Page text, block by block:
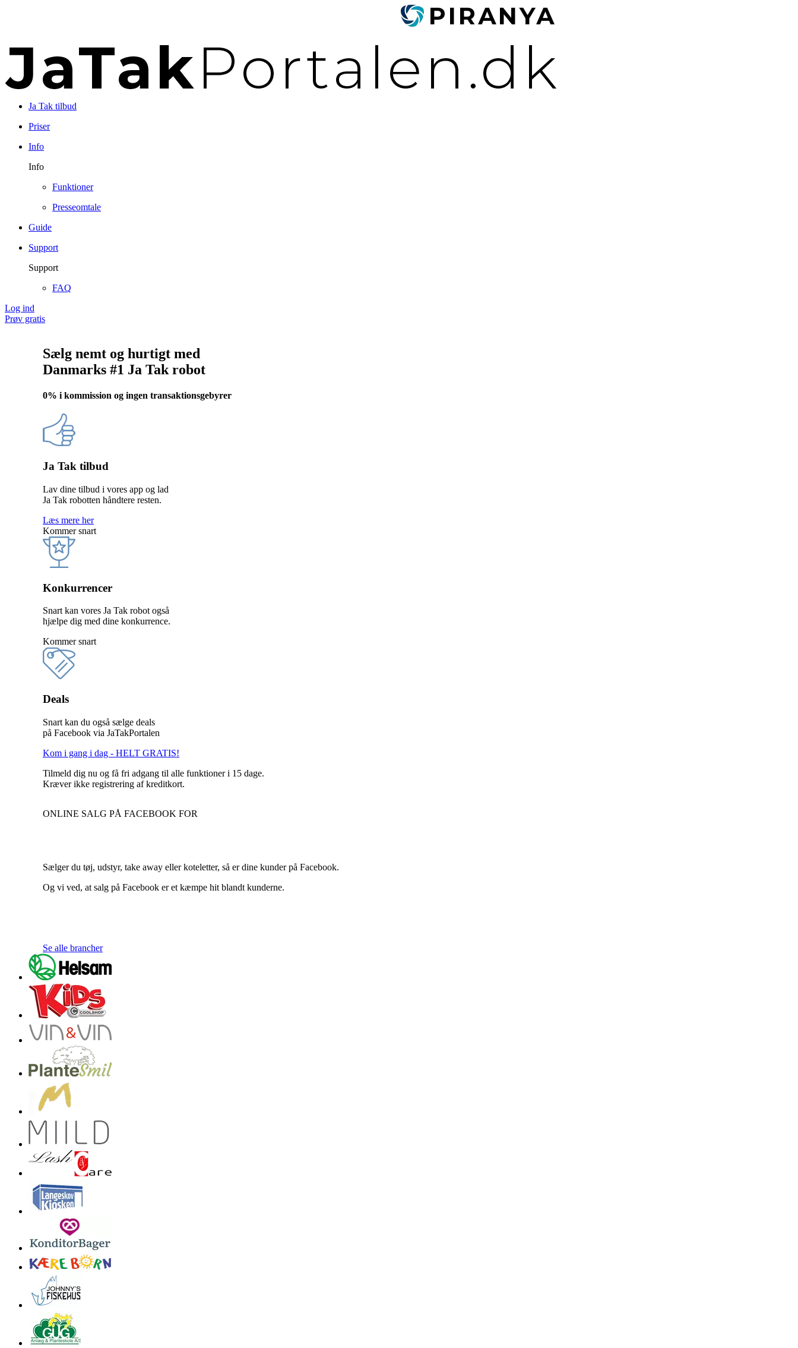
Ja Tak tilbud
Priser
Info
Info
Funktioner
Presseomtale
Guide
Support
Support
FAQ
Log ind
Prøv gratis
Sælg nemt og hurtigt med
Danmarks #1 Ja Tak robot
0% i kommission og ingen transaktionsgebyrer
Ja Tak tilbud
Lav dine tilbud i vores app og lad
Ja Tak robotten håndtere resten.
Læs mere her
Kommer snart
Konkurrencer
Snart kan vores Ja Tak robot også
hjælpe dig med dine konkurrence.
Kommer snart
Deals
Snart kan du også sælge deals
på Facebook via JaTakPortalen
Kom i gang i dag - HELT GRATIS!
Tilmeld dig nu og få fri adgang til alle funktioner i 15 dage.
Kræver ikke registrering af kreditkort.
ONLINE SALG PÅ FACEBOOK FOR
Sælger du tøj, udstyr, take away eller koteletter, så er dine kunder på Facebook.
Og vi ved, at salg på Facebook er et kæmpe hit blandt kunderne.
Se alle brancher